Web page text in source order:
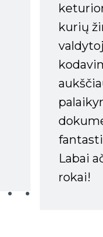
kurių
Labai
rokai!